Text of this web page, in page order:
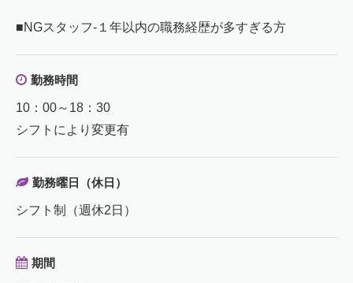
■NGスタッフ-１年以内の職務経歴が多すぎる方
勤務時間
10：00～18：30
シフトにより変更有
勤務曜日（休日）
シフト制（週休2日）
期間